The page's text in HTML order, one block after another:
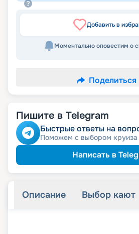
Добавить в
Моментально оповестим о
Поделиться
Пишите в Telegram
Быстрые ответы на
Поможем с выбором круиза
Написать в
Описание Выбор кают